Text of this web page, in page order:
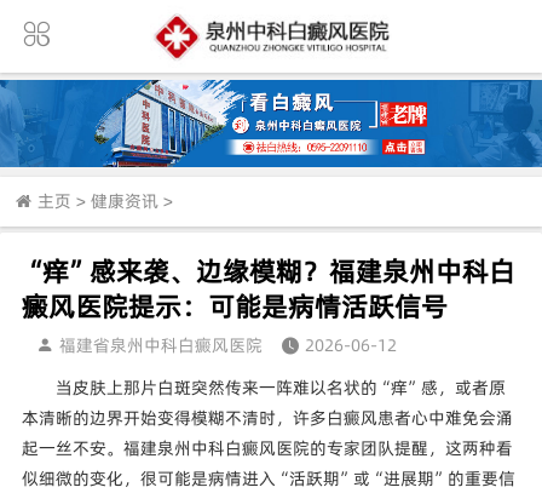
主页 > 健康资讯 >
“痒”感来袭、边缘模糊？福建泉州中科白
癜风医院提示：可能是病情活跃信号
福建省泉州中科白癜风医院
2026-06-12
当皮肤上那片白斑突然传来一阵难以名状的“痒”感，或者原
本清晰的边界开始变得模糊不清时，许多白癜风患者心中难免会涌
起一丝不安。福建泉州中科白癜风医院的专家团队提醒，这两种看
似细微的变化，很可能是病情进入“活跃期”或“进展期”的重要信